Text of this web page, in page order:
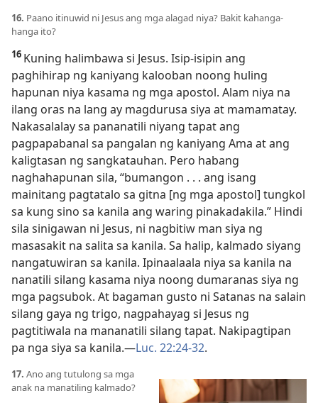
16. Paano itinuwid ni Jesus ang mga alagad niya? Bakit kahanga-
hanga ito?
16 Kuning halimbawa si Jesus. Isip-isipin ang
paghihirap ng kaniyang kalooban noong huling
hapunan niya kasama ng mga apostol. Alam niya na
ilang oras na lang ay magdurusa siya at mamamatay.
Nakasalalay sa pananatili niyang tapat ang
pagpapabanal sa pangalan ng kaniyang Ama at ang
kaligtasan ng sangkatauhan. Pero habang
naghahapunan sila, “bumangon . . . ang isang
mainitang pagtatalo sa gitna [ng mga apostol] tungkol
sa kung sino sa kanila ang waring pinakadakila.” Hindi
sila sinigawan ni Jesus, ni nagbitiw man siya ng
masasakit na salita sa kanila. Sa halip, kalmado siyang
nangatuwiran sa kanila. Ipinaalaala niya sa kanila na
nanatili silang kasama niya noong dumaranas siya ng
mga pagsubok. At bagaman gusto ni Satanas na salain
silang gaya ng trigo, nagpahayag si Jesus ng
pagtitiwala na mananatili silang tapat. Nakipagtipan
pa nga siya sa kanila.—Luc. 22:24-32.
17. Ano ang tutulong sa mga
anak na manatiling kalmado?